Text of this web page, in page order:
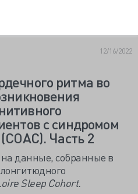
12/16/2022
ритма во
с синдромом
Часть 2
данные, собранные в
Sleep Cohort.